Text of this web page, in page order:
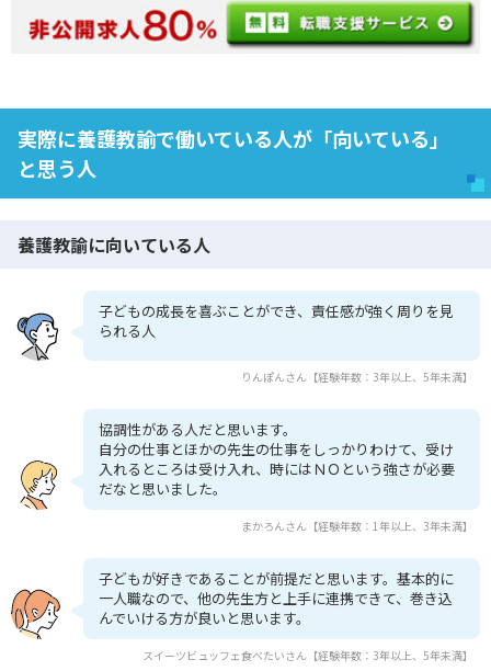
実際に養護教諭で働いている人が「向いている」
と思う人
養護教諭に向いている人
子どもの成長を喜ぶことができ、責任感が強く周りを見
られる人
りんぽんさん【経験年数：3年以上、5年未満】
協調性がある人だと思います。
自分の仕事とほかの先生の仕事をしっかりわけて、受け
入れるところは受け入れ、時にはＮＯという強さが必要
だなと思いました。
まかろんさん【経験年数：1年以上、3年未満】
子どもが好きであることが前提だと思います。基本的に
一人職なので、他の先生方と上手に連携できて、巻き込
んでいける方が良いと思います。
スイーツビュッフェ食べたいさん【経験年数：3年以上、5年未満】